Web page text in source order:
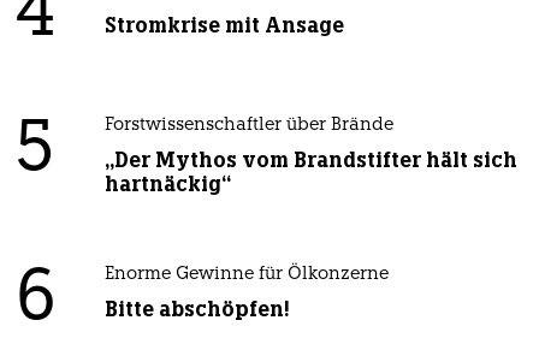
4 Stromkrise mit Ansage
5 Forstwissenschaftler über Brände
„Der Mythos vom Brandstifter hält sich
hartnäckig“
6 Enorme Gewinne für Ölkonzerne
Bitte abschöpfen!